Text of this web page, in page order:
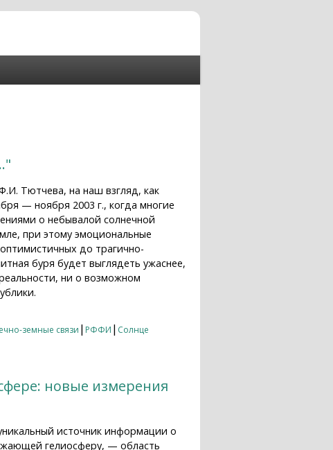
Тютчева, на наш взгляд, как
— ноября 2003 г., когда многие
о небывалой солнечной
при этому эмоциональные
до трагично-
буря будет выглядеть ужаснее,
ни о возможном
земные связи | РФФИ | Солнце
новые измерения
источник информации о
гелиосферу, — область